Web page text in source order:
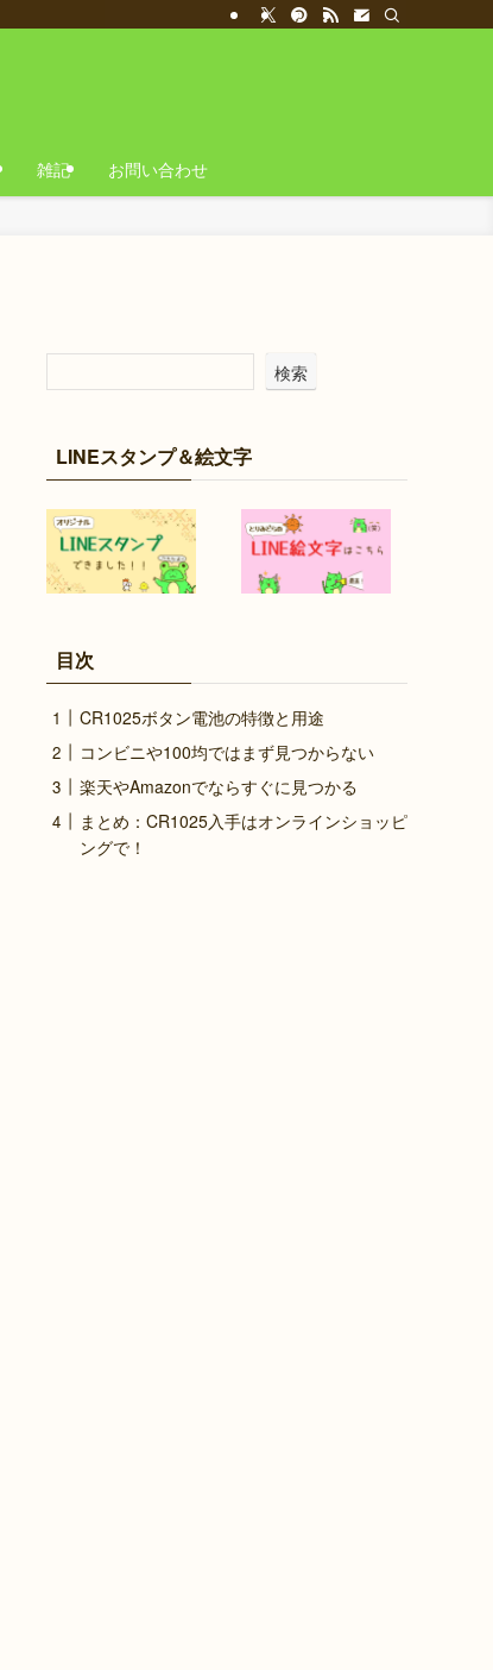
雑記 お問い合わせ
検索
LINEスタンプ＆絵文字
目次
CR1025ボタン電池の特徴と用途
コンビニや100均ではまず見つからない
楽天やAmazonでならすぐに見つかる
まとめ：CR1025入手はオンラインショッピ
ングで！